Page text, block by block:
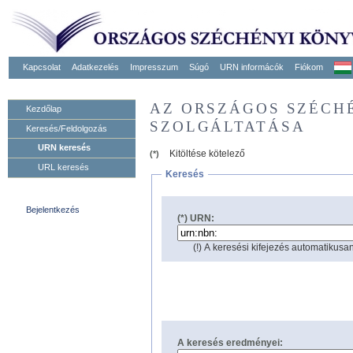
Kapcsolat Adatkezelés Impresszum Súgó URN informácók Fiókom
Kezdőlap
Keresés/Feldolgozás
URN keresés
URL keresés
Bejelentkezés
AZ ORSZÁGOS
SZOLGÁLTATÁSA
(*)
Kitöltése kötelező
Keresés
(*) URN:
(!) A keresési kifejezés
A keresés eredményei: